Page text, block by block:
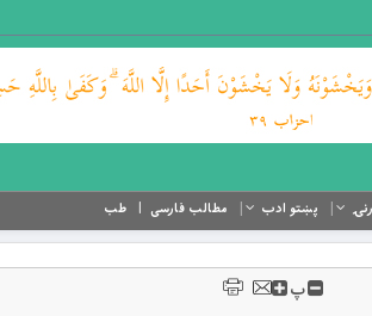
پښتو ادب مطالب فارسی طب
پ